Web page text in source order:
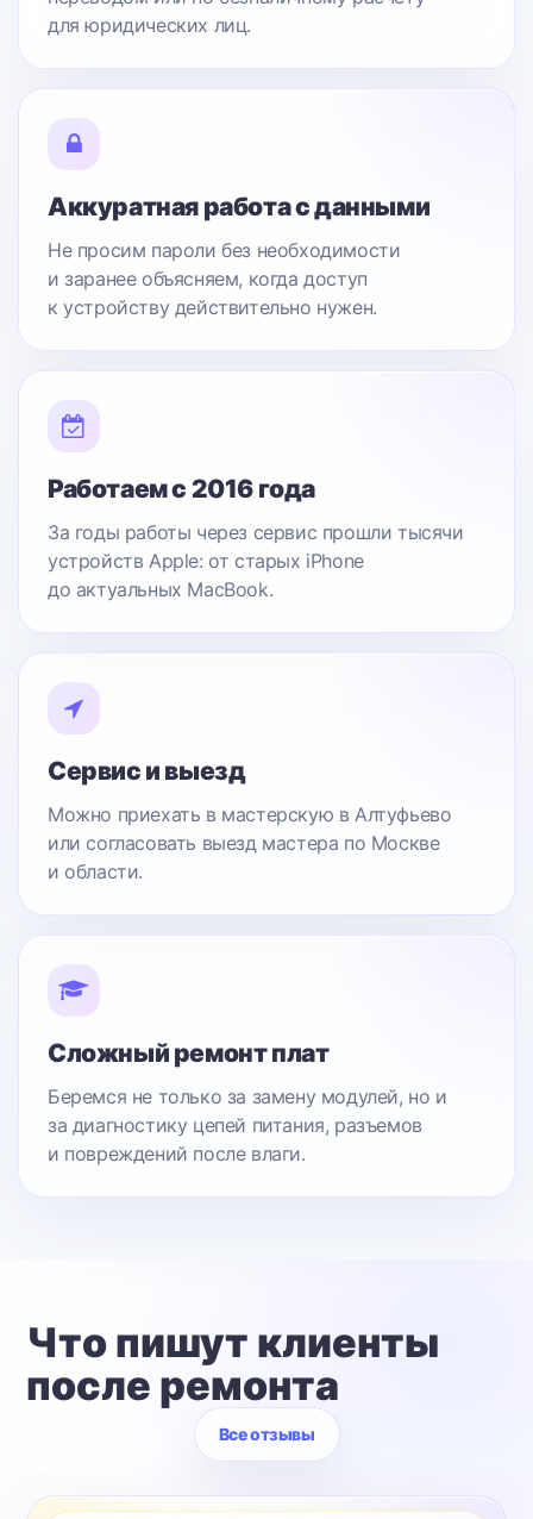
для юридических лиц.
Аккуратная работа с данными
Не просим пароли без необходимости
и заранее объясняем, когда доступ
к устройству действительно нужен.
Работаем с 2016 года
За годы работы через сервис прошли тысячи
устройств Apple: от старых iPhone
до актуальных MacBook.
Сервис и выезд
Можно приехать в мастерскую в Алтуфьево
или согласовать выезд мастера по Москве
и области.
Сложный ремонт плат
Беремся не только за замену модулей, но и
за диагностику цепей питания, разъемов
и повреждений после влаги.
Что пишут клиенты
после ремонта
Все отзывы